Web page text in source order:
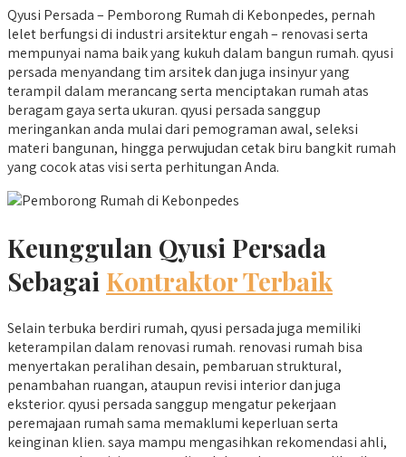
Qyusi Persada – Pemborong Rumah di Kebonpedes, pernah
lelet berfungsi di industri arsitektur engah – renovasi serta
mempunyai nama baik yang kukuh dalam bangun rumah. qyusi
persada menyandang tim arsitek dan juga insinyur yang
terampil dalam merancang serta menciptakan rumah atas
beragam gaya serta ukuran. qyusi persada sanggup
meringankan anda mulai dari pemograman awal, seleksi
materi bangunan, hingga perwujudan cetak biru bangkit rumah
yang cocok atas visi serta perhitungan Anda.
Keunggulan Qyusi Persada
Sebagai Kontraktor Terbaik
Selain terbuka berdiri rumah, qyusi persada juga memiliki
keterampilan dalam renovasi rumah. renovasi rumah bisa
menyertakan peralihan desain, pembaruan struktural,
penambahan ruangan, ataupun revisi interior dan juga
eksterior. qyusi persada sanggup mengatur pekerjaan
peremajaan rumah sama memaklumi keperluan serta
keinginan klien. saya mampu mengasihkan rekomendasi ahli,